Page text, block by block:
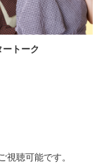
ートーク
聴可能です。